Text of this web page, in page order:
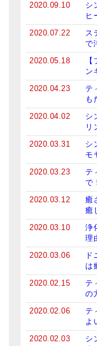
2020.09.10
シ
ヒ
2020.07.22
ス
で
2020.05.18
ン
2020.04.23
テ
も
2020.04.02
シ
リ
2020.03.31
シ
モ
2020.03.23
テ
で
2020.03.12
癒
癒
2020.03.10
浄
理
2020.03.06
ド
は
2020.02.15
テ
の
2020.02.06
テ
よ
2020.02.03
シ